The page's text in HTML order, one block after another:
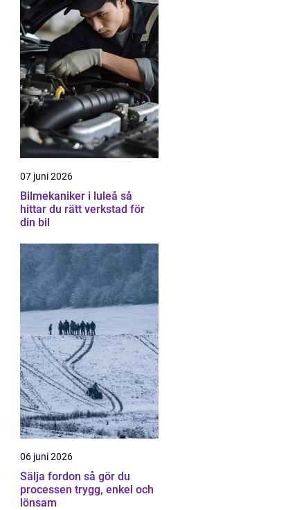
07 juni 2026
Bilmekaniker i luleå så
hittar du rätt verkstad för
din bil
06 juni 2026
Sälja fordon så gör du
processen trygg, enkel och
lönsam